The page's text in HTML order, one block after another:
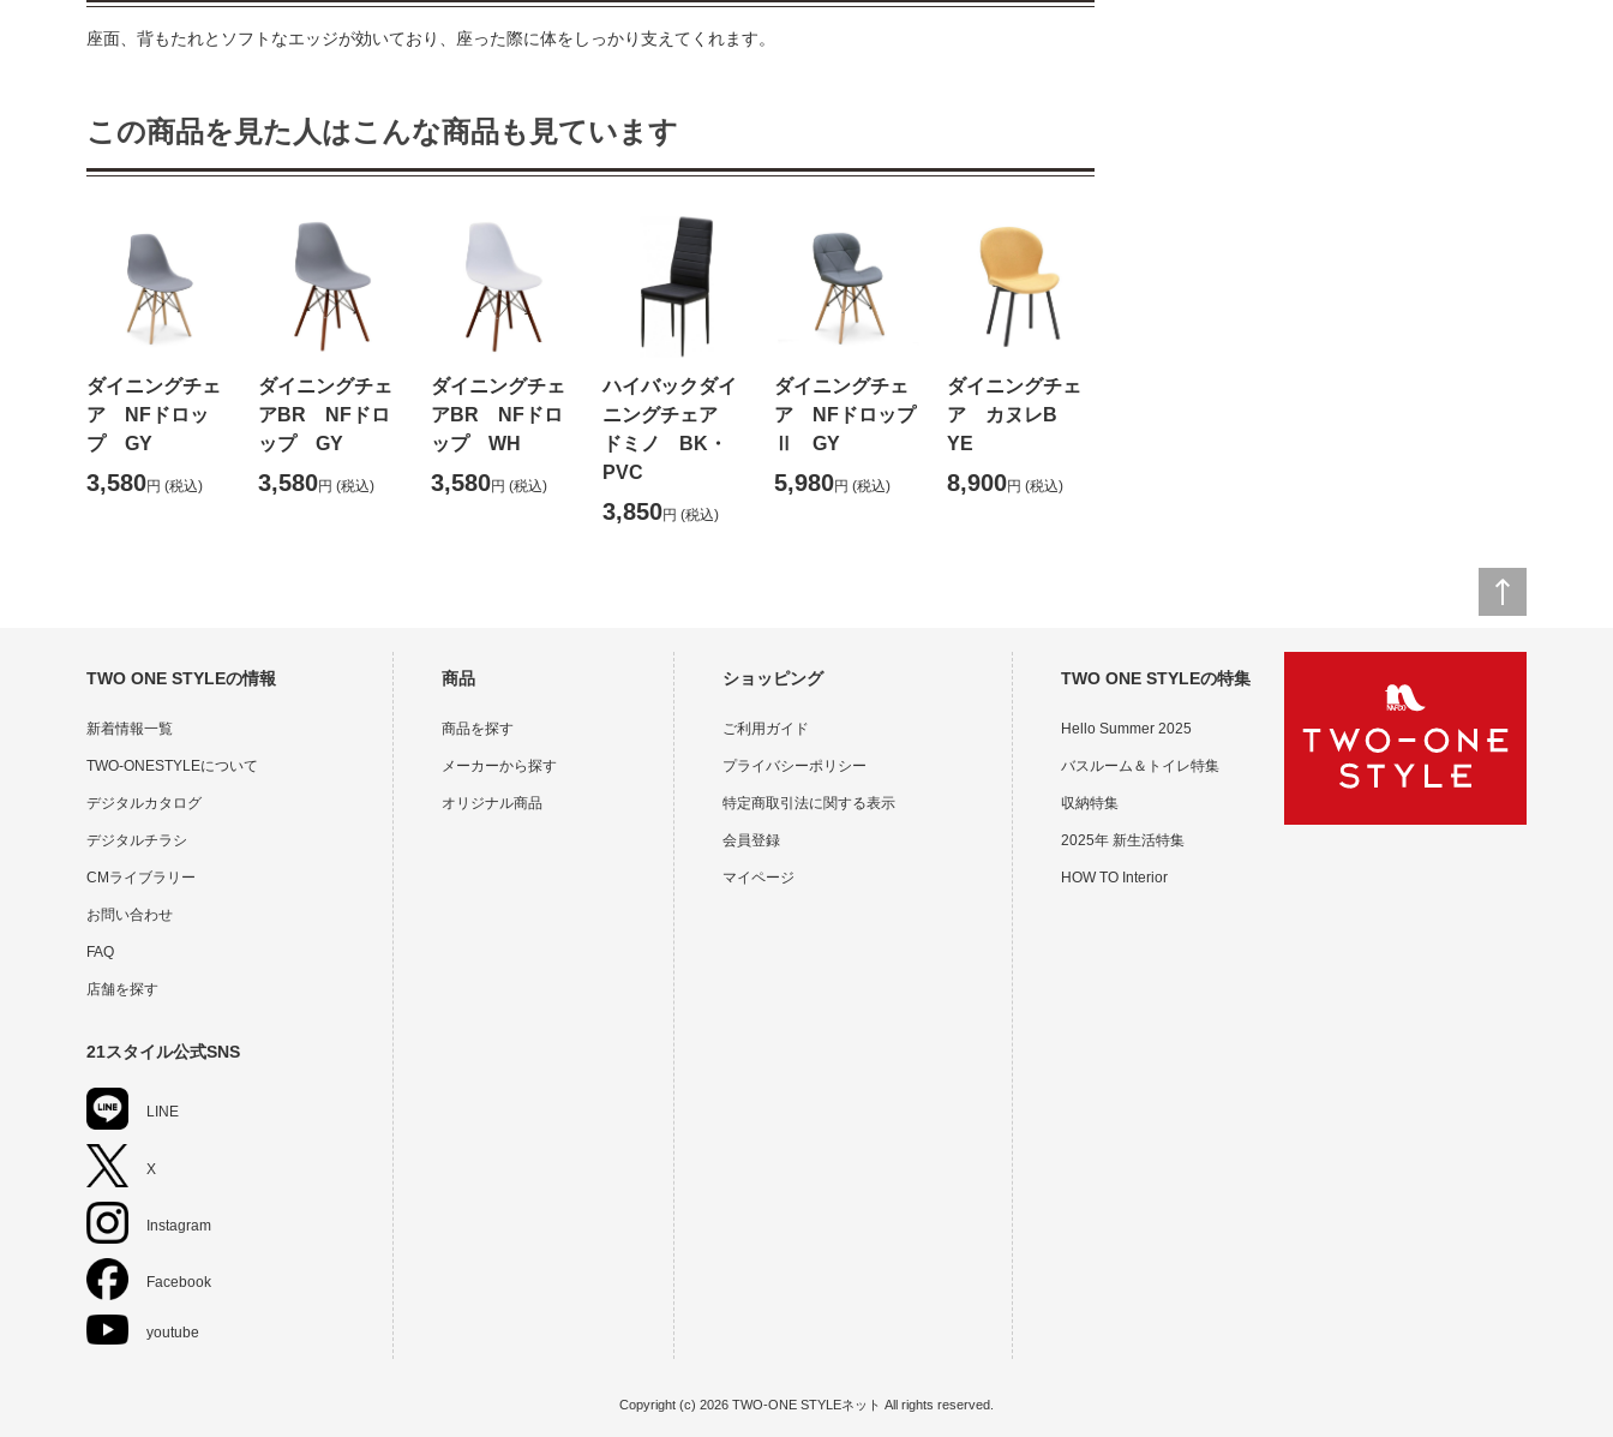
座面、背もたれとソフトなエッジが効いており、座った際に体をしっかり支えてくれます。
この商品を見た人はこんな商品も見ています
ダイニングチェ
ア NFドロッ
プ GY
3,580円 (税込)
ダイニングチェ
アBR NFドロ
ップ GY
3,580円 (税込)
ダイニングチェ
アBR NFドロ
ップ WH
3,580円 (税込)
ハイバックダイ
ニングチェア
ドミノ BK・
PVC
3,850円 (税込)
ダイニングチェ
ア NFドロップ
Ⅱ GY
5,980円 (税込)
ダイニングチェ
ア カヌレB
YE
8,900円 (税込)
TWO ONE STYLEの情報
新着情報一覧
TWO-ONESTYLEについて
デジタルカタログ
デジタルチラシ
CMライブラリー
お問い合わせ
FAQ
店舗を探す
21スタイル公式SNS
LINE
X
Instagram
Facebook
youtube
商品
商品を探す
メーカーから探す
オリジナル商品
ショッピング
ご利用ガイド
プライバシーポリシー
特定商取引法に関する表示
会員登録
マイページ
TWO ONE STYLEの特集
Hello Summer 2025
バスルーム＆トイレ特集
収納特集
2025年 新生活特集
HOW TO Interior
Copyright (c) 2026 TWO-ONE STYLEネット All rights reserved.